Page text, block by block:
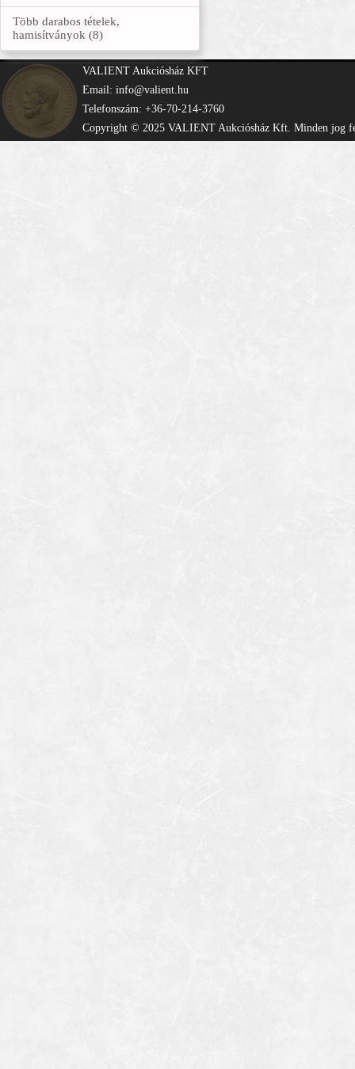
Több darabos tételek,
hamisítványok (8)
VALIENT Aukciósház KFT
Email: info@valient.hu
Telefonszám: +36-70-214-3760
Copyright © 2025 VALIENT Aukciósház Kft. Minden jog